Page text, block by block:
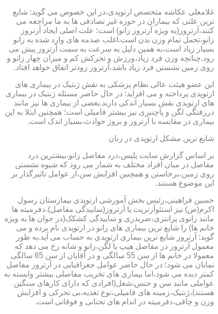
غلامعلی عکاشه متخصص ارتوپدی،در این خصوص می گوید: شایع
ترین علتی که بیماران در حوزه غیر تصادفی ها به ما مراجعه می
کنند،آرتروز(به ویژه آرتروز زانو) است؛ علت اصلی ایجاد آرتروز
زانو،تحمل تمام وزن بدن است.اغلب صدمه های وارد شده به زانو
بسیار زیاد است،به همین دلیل به سرعت به سمت آرتروز پیش می
رود.چنانچه وزن فرد زیاد،ورزش و تحرکش کم و میزان چهار زانو و
روی زمین نشستن فرد زیاد باشد،آرتروز زودتر اتفاق خواهد افتاد.
این عضو هیئت عالی نظام پزشکی به نقش ژنتیک در بیماری های
ارتوپدی پرداخته و می افزاید: در حال حاضر مسئله ژنتیک در بیماری
های ارتوپدی نقش بسیار اندکی دارند.بعضی از بیماری ها نیز مانند
دررفتگی لگن و پاچنبری نیز بیشتر فامیلی است؛ همچنین ابتلا به این
بیماری در مقایسه با آرتروز و بروز حوادث،بسیار اندک است.
شایع ترین مشکل ارتوپدی در زنان
بر اساس گزارش سایت پلیس،درد مفاصل زانو،بیشترین درد
مفاصل در میان افراد مختلف به شمار می رود که شیوه نشستن
روی زمین،برخاستن و همچنین افزایش سن،از عوامل تاثیرگذار بر
این موضوع هستند.
حسین فراهینی،رئیس بخش آموزشی ارتوپدی بیمارستان رسول
اکرم(ص) نیز استئوآرتریت یا آرتروز(ساییدگی مفاصل)،دفرمیته ها
مانند زانوی پرانتزی،ضربدری و ساییدگی کشکک(در جوان ها به ویژه
خانم ها) را شایع ترین بیماری های زانو در ارتوپدی نام برده و می
گوید: آرتروز شایع ترین بیماری ارتوپدی به حساب می آید.به طور
معمول آرتروز در مفاصل هیپ یا لگن،زانو و شانه رخ می دهد که
معمولا در خانم ها از سن 55 سالگی و در آقایان از سن 65 سالگی
نمایان می شود؛ در حال حاضر عوامل جغرافیایی در آرتروز مفاصل
کمتر دیده می شود،اما بیماری های تخریب مفاصلی بیشتر وابسته به
عواملی مانند سن و جنس،شغل(افرادی که دارای کارهای سنگین
هستند)،ژنتیک،زمینه های فامیلی،نوع تغذیه،بی تحرکی و افزایش
وزن و چاقی،دفرمیته در اندام های تحتانی و فوقانی است.